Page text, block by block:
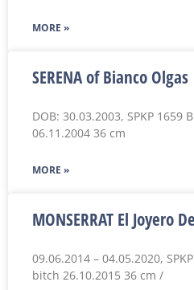
MORE »
SERENA of Bianco Olgas
DOB: 30.03.2003, SPKP 1659
06.11.2004 36 cm
MORE »
MONSERRAT El Joyero
09.06.2014 – 04.05.2020,
bitch 26.10.2015 36 cm /